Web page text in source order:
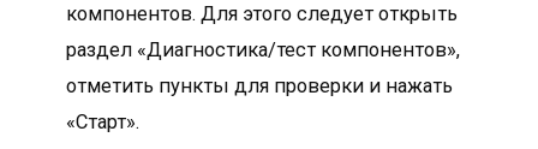
компонентов. Для этого следует открыть
раздел «Диагностика/тест компонентов»,
отметить пункты для проверки и нажать
«Старт».